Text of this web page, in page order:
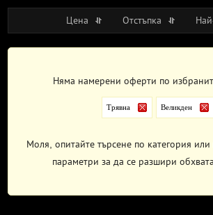
Цена Отстъпка
Няма намерени оферти по
Трявна Великден
Моля, опитайте търсене по категория
параметри за да се разшири